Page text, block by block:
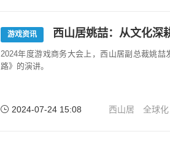
游戏资讯 西山居姚喆：从文化深
2024年度游戏商务大会上，西山居副总裁姚
路》的演讲。
2024-07-24 15:08 西山居 全球化